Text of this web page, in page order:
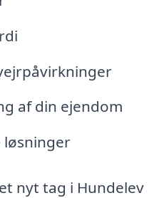
af din ejendom
løsninger
nyt tag i Hundelev